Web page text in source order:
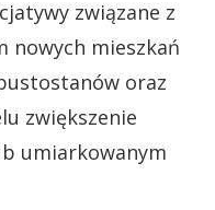
związane z
nowych mieszkań
oraz
zwiększenie
umiarkowanym